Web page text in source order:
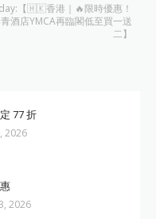
【🇭🇰香港｜🔥限時優惠！
酒店YMCA再臨閣低至買一送
二】
77 折
2026
2026